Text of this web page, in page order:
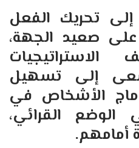
تحريك الفعل
على صعيد الجهة،
الاستراتيجيات
إلى تسهيل
الأشخاص في
القرائي،
أمامهم.